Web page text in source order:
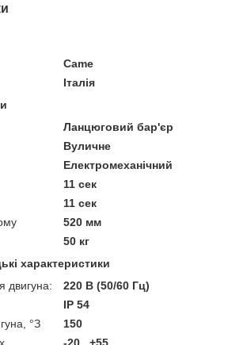
Came
Італія
Ланцюговий бар'єр
Вуличне
Електромеханічний
11 сек
11 сек
520 мм
50 кг
характеристики
двигуна:
220 В (50/60 Гц)
IP 54
°З
150
-20...+55